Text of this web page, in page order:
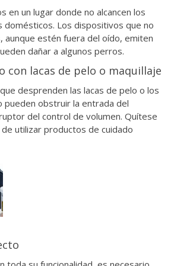
en un lugar donde no alcancen los
domésticos. Los dispositivos que no
aunque estén fuera del oído, emiten
dañar a algunos perros.
con lacas de pelo o maquillaje
desprenden las lacas de pelo o los
pueden obstruir la entrada del
del control de volumen. Quítese
utilizar productos de cuidado